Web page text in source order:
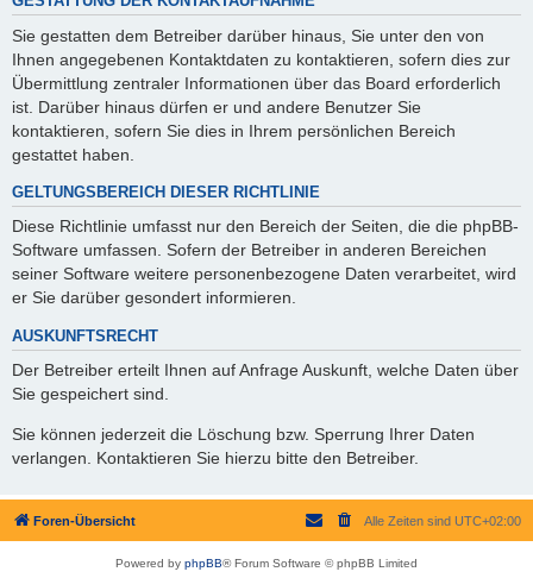
Sie gestatten dem Betreiber darüber hinaus, Sie unter den von
Ihnen angegebenen Kontaktdaten zu kontaktieren, sofern dies zur
Übermittlung zentraler Informationen über das Board erforderlich
ist. Darüber hinaus dürfen er und andere Benutzer Sie
kontaktieren, sofern Sie dies in Ihrem persönlichen Bereich
gestattet haben.
GELTUNGSBEREICH DIESER RICHTLINIE
Diese Richtlinie umfasst nur den Bereich der Seiten, die die phpBB-
Software umfassen. Sofern der Betreiber in anderen Bereichen
seiner Software weitere personenbezogene Daten verarbeitet, wird
er Sie darüber gesondert informieren.
AUSKUNFTSRECHT
Der Betreiber erteilt Ihnen auf Anfrage Auskunft, welche Daten über
Sie gespeichert sind.
Sie können jederzeit die Löschung bzw. Sperrung Ihrer Daten
verlangen. Kontaktieren Sie hierzu bitte den Betreiber.
Foren-Übersicht Alle Zeiten sind UTC+02:00
Powered by phpBB® Forum Software © phpBB Limited